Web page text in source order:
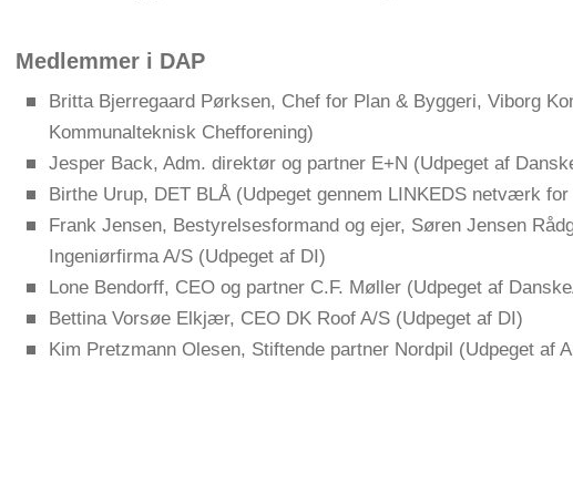
Medlemmer i DAP
Britta Bjerregaard Pørksen, Chef for Plan & Byggeri, Viborg
Kommunalteknisk Chefforening)
Jesper Back, Adm. direktør og partner E+N (Udpeget af
Birthe Urup, DET BLÅ (Udpeget gennem LINKEDS netværk
Frank Jensen, Bestyrelsesformand og ejer, Søren Jensen
Ingeniørfirma A/S (Udpeget af DI)
Lone Bendorff, CEO og partner C.F. Møller (Udpeget af
Bettina Vorsøe Elkjær, CEO DK Roof A/S (Udpeget af DI)
Kim Pretzmann Olesen, Stiftende partner Nordpil (Udpeget af